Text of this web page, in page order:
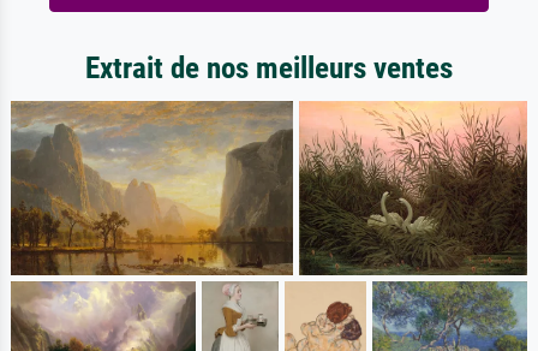
Extrait de nos meilleurs ventes